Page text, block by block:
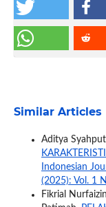
Similar Articles
Aditya
Indonesian
(2025): Vol. 1
Fikrial